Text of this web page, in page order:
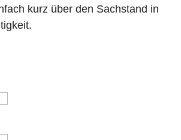
kurz über den Sachstand in